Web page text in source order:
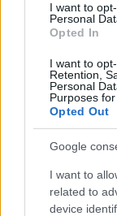
I want to
Personal
Opted In
I want to
Retention,
Personal
Purposes
Opted Out
Google
I want to
related to
device